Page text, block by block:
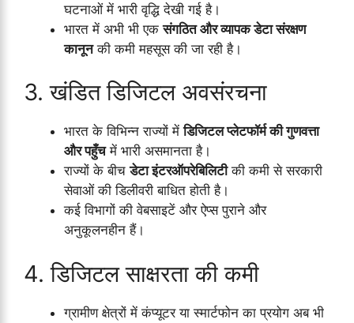
घटनाओं में भारी वृद्धि देखी गई है।
भारत में अभी भी एकसंगठित और व्यापक डेटा संरक्षण
कानूनकी कमी महसूस की जा रही है।
3. खंडित डिजिटल अवसंरचना
भारत के विभिन्न राज्यों मेंडिजिटल प्लेटफॉर्म की गुणवत्ता
और पहुँचमें भारी असमानता है।
राज्यों के बीचडेटा इंटरऑपरेबिलिटीकी कमी से सरकारी
सेवाओं की डिलीवरी बाधित होती है।
कई विभागों की वेबसाइटें और ऐप्स पुराने और
अनुकूलनहीन हैं।
4. डिजिटल साक्षरता की कमी
ग्रामीण क्षेत्रों में कंप्यूटर या स्मार्टफोन का प्रयोग अब भी